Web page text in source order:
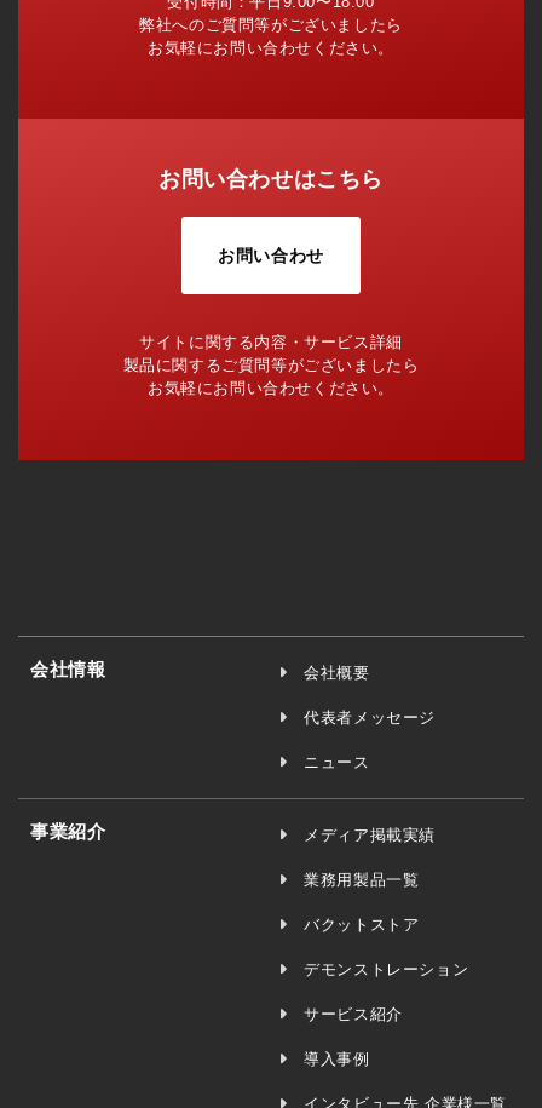
弊社へのご質問等がございましたら
お気軽にお問い合わせください。
お問い合わせはこちら
お問い合わせ
サイトに関する内容・サービス詳細
製品に関するご質問等がございましたら
お気軽にお問い合わせください。
会社情報 会社概要
代表者メッセージ
ニュース
事業紹介 メディア掲載実績
業務用製品一覧
バクットストア
デモンストレーション
サービス紹介
導入事例
インタビュー先 企業様一覧